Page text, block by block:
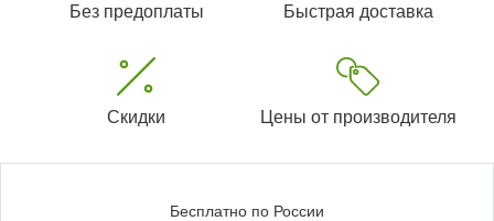
Без предоплаты Быстрая доставка
Скидки Цены от производителя
Бесплатно по России